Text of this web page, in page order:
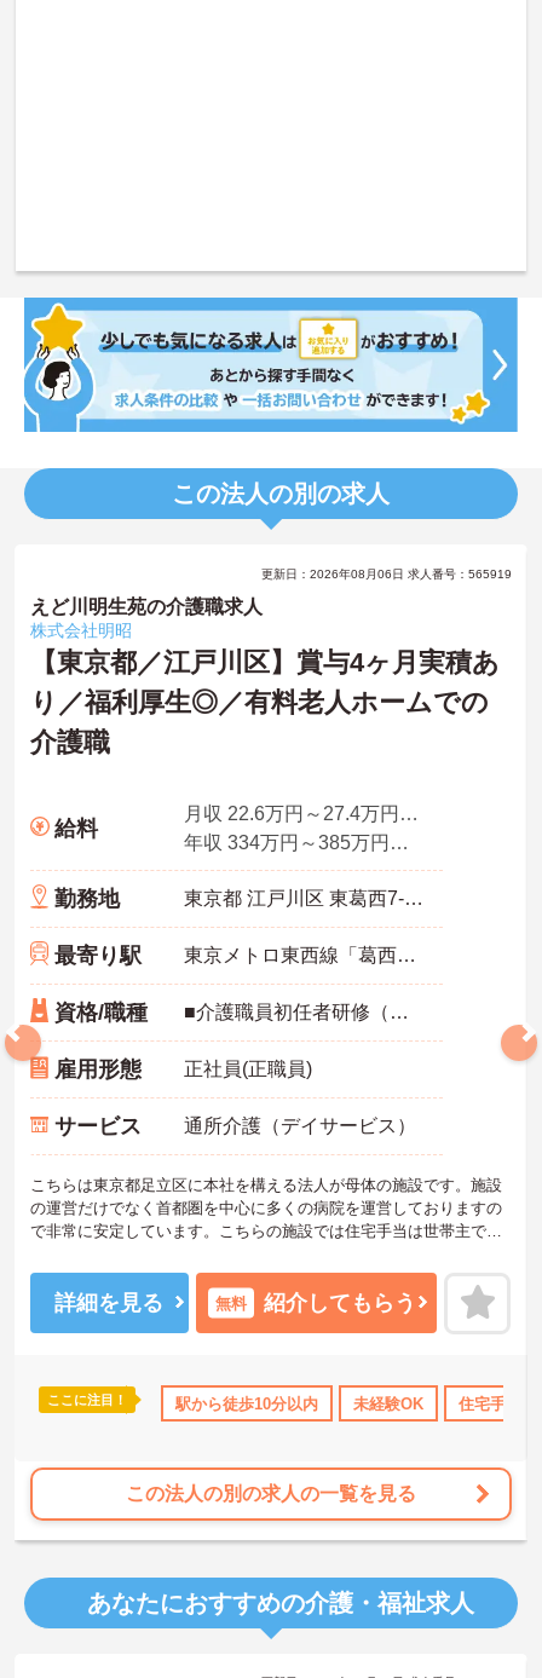
この法人の別の求人
日以上 高収入 社会保険完備 退職金制度あり
更新日：2026年08月06日 求人番号：565919
えど川明生苑の介護職求人
株式会社明昭
【東京都／江戸川区】賞与4ヶ月実積あ
り／福利厚生◎／有料老人ホームでの
介護職
給料
月収 22.6万円～27.4万円程度
年収 334万円～385万円程度
勤務地 東京都 江戸川区 東葛西7-13-8
最寄り駅 東京メトロ東西線「葛西駅」徒歩8分
資格/職種 ■介護職員初任者研修（ヘルパー2級）以上
雇用形態 正社員(正職員)
サービス 通所介護（デイサービス）
こちらは東京都足立区に本社を構える法人が母体の施設です。施設
の運営だけでなく首都圏を中心に多くの病院を運営しておりますの
で非常に安定しています。こちらの施設では住宅手当は世帯主でな
す。また、首都圏にある同系列の病院を受診した際は医療費減免制
度が利用できます◎このように母体が安定しているからならではの
充実した福利厚生が魅力です。ご興味のある方には面接のポイント
詳細を見る 無料 紹介してもらう
ここに注目！ 駅から徒歩10分以内 未経験OK 住宅手当・
この法人の別の求人の一覧を見る
あなたにおすすめの介護・福祉求人